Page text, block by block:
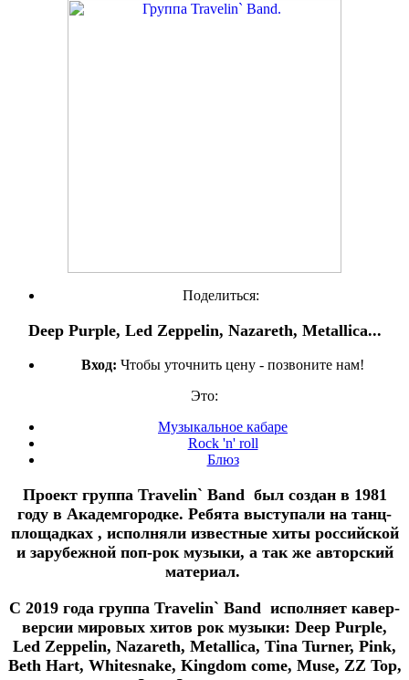
Поделиться:
Deep Purple, Led Zeppelin, Nazareth, Metallica...
Вход: Чтобы уточнить цену - позвоните нам!
Это:
Музыкальное кабаре
Rock 'n' roll
Блюз
Проект группа Travelin` Band был создан в 1981
году в Академгородке. Ребята выступали на танц-
площадках , исполняли известные хиты российской
и зарубежной поп-рок музыки, а так же авторский
материал.
С 2019 года группа Travelin` Band исполняет кавер-
версии мировых хитов рок музыки: Deep Purple,
Led Zeppelin, Nazareth, Metallica, Tina Turner, Pink,
Beth Hart, Whitesnake, Kingdom come, Muse, ZZ Top,